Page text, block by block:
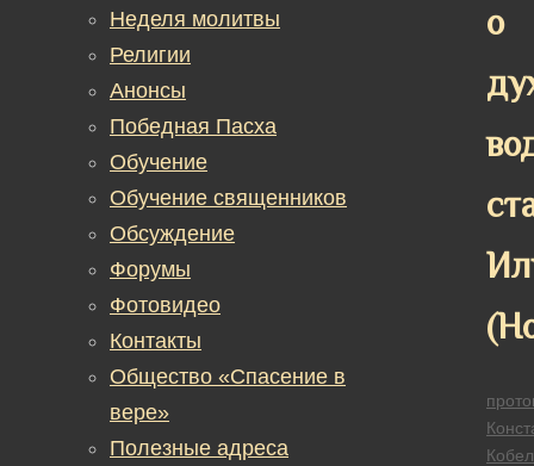
о
Неделя молитвы
Религии
Анонсы
Победная Пасха
Обучение
Обучение священников
Обсуждение
Форумы
Фотовидео
Контакты
Общество «Спасение в
вере»
Полезные адреса